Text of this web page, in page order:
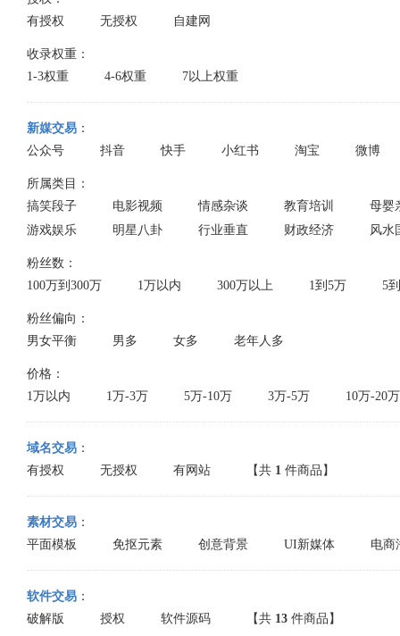
有授权
无授权 自建网
收录权重：
1-3权重
4-6权重 7以上权重
新媒交易 ：
公众号
抖音 快手 小红书 淘宝 微博
所属类目：
搞笑段子
电影视频 情感杂谈 教育培训
母婴
游戏娱乐
明星八卦 行业垂直 财政经济 风水
粉丝数：
100万到300万
1万以内 300万以上 1到5万 5
粉丝偏向：
男女平衡
男多 女多 老年人多
价格：
1万以内
1万-3万 5万-10万 3万-5万 10万-20万
域名交易 ：
有授权
无授权 有网站 【共 1 件商品】
素材交易 ：
平面模板
免抠元素 创意背景 UI新媒体 电商
软件交易 ：
破解版
授权 软件源码 【共 13 件商品】